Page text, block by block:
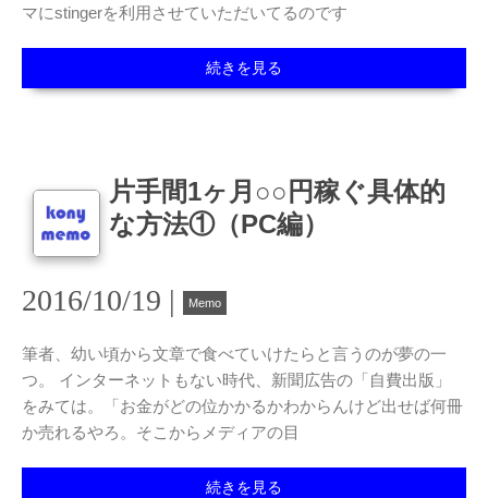
マにstingerを利用させていただいてるのです
続きを見る
片手間1ヶ月○○円稼ぐ具体的
な方法①（PC編）
2016/10/19 | Memo
筆者、幼い頃から文章で食べていけたらと言うのが夢の一
つ。 インターネットもない時代、新聞広告の「自費出版」
をみては。「お金がどの位かかるかわからんけど出せば何冊
か売れるやろ。そこからメディアの目
続きを見る